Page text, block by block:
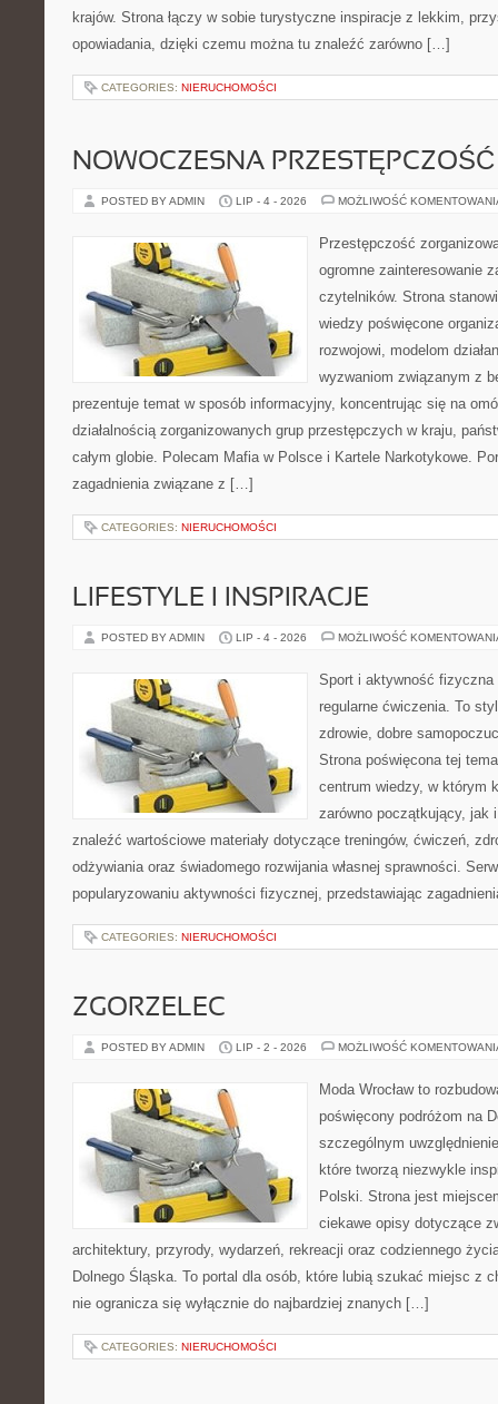
krajów. Strona łączy w sobie turystyczne inspiracje z lekkim,
opowiadania, dzięki czemu można tu znaleźć zarówno […]
CATEGORIES: NIERUCHOMOŚCI
NOWOCZESNA PRZESTĘPCZOŚĆ
POSTED BY ADMIN LIP - 4 - 2026 MOŻLIWOŚĆ
Przestępczość
ogromne zainteresowanie
czytelników. Strona
wiedzy poświęcone
rozwojowi, modelom
wyzwaniom związanym z
prezentuje temat w sposób informacyjny, koncentrując się na
działalnością zorganizowanych grup przestępczych w kraju,
całym globie. Polecam Mafia w Polsce i Kartele Narkotykowe.
zagadnienia związane z […]
CATEGORIES: NIERUCHOMOŚCI
LIFESTYLE I INSPIRACJE
POSTED BY ADMIN LIP - 4 - 2026 MOŻLIWOŚĆ
Sport i aktywność
regularne ćwiczenia. To
zdrowie, dobre
Strona poświęcona tej
centrum wiedzy, w którym
zarówno początkujący, jak
znaleźć wartościowe materiały dotyczące treningów, ćwiczeń,
odżywiania oraz świadomego rozwijania własnej sprawności.
popularyzowaniu aktywności fizycznej, przedstawiając
CATEGORIES: NIERUCHOMOŚCI
ZGORZELEC
POSTED BY ADMIN LIP - 2 - 2026 MOŻLIWOŚĆ
Moda Wrocław to
poświęcony podróżom na
szczególnym
które tworzą niezwykle
Polski. Strona jest
ciekawe opisy dotyczące
architektury, przyrody, wydarzeń, rekreacji oraz codziennego
Dolnego Śląska. To portal dla osób, które lubią szukać miejsc z
nie ogranicza się wyłącznie do najbardziej znanych […]
CATEGORIES: NIERUCHOMOŚCI